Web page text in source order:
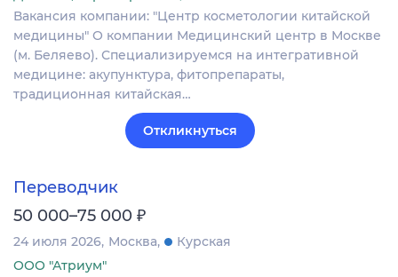
Вакансия компании: "Центр косметологии китайской
медицины" О компании Медицинский центр в Москве
(м. Беляево). Специализируемся на интегративной
медицине: акупунктура, фитопрепараты,
традиционная китайская…
Откликнуться
Переводчик
50 000–75 000 ₽
24 июля 2026 Москва
Курская
ООО "Атриум"